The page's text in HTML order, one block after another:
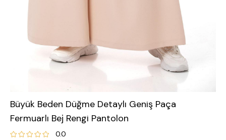
Büyük Beden Düğme Detaylı Geniş Paça
Fermuarlı Bej Rengi Pantolon
0.0